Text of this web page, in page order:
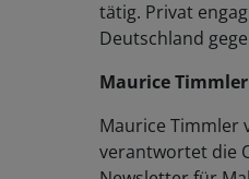
Deutschland
Maurice Timmler
Maurice Timmler
verantwortet die
Newsletter für